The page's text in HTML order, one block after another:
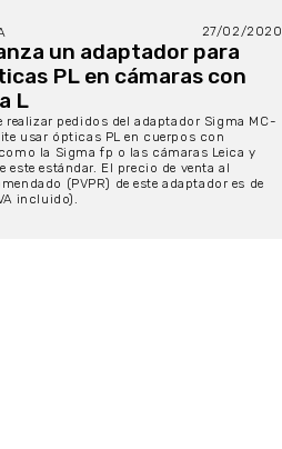
27/02/2020
un adaptador para
PL en cámaras con
L
realizar pedidos del adaptador Sigma MC-
usar ópticas PL en cuerpos con
la Sigma fp o las cámaras Leica y
este estándar. El precio de venta al
(PVPR) de este adaptador es de
incluido).